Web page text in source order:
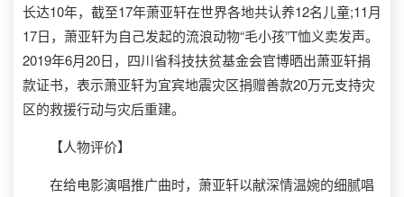
长达10年，截至17年萧亚轩在世界各地共认养12名儿童;11月
17日，萧亚轩为自己发起的流浪动物“毛小孩”T恤义卖发声。
2019年6月20日，四川省科技扶贫基金会官博晒出萧亚轩捐
款证书，表示萧亚轩为宜宾地震灾区捐赠善款20万元支持灾
区的救援行动与灾后重建。
【人物评价】
在给电影演唱推广曲时，萧亚轩以献深情温婉的细腻唱